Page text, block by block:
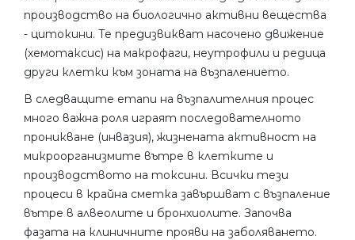
производство на биологично активни вещества
- цитокини. Те предизвикват насочено движение
(хемотаксис) на макрофаги, неутрофили и редица
други клетки към зоната на възпалението.
В следващите етапи на възпалителния процес
много важна роля играят последователното
проникване (инвазия), жизнената активност на
микроорганизмите вътре в клетките и
производството на токсини. Всички тези
процеси в крайна сметка завършват с възпаление
вътре в алвеолите и бронхиолите. Започва
фазата на клиничните прояви на заболяването.